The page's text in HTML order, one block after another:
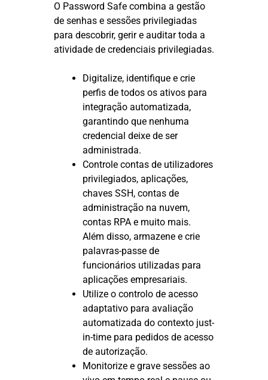
O Password Safe combina a gestão
de senhas e sessões privilegiadas
para descobrir, gerir e auditar toda a
atividade de credenciais privilegiadas.
Digitalize, identifique e crie
perfis de todos os ativos para
integração automatizada,
garantindo que nenhuma
credencial deixe de ser
administrada.
Controle contas de utilizadores
privilegiados, aplicações,
chaves SSH, contas de
administração na nuvem,
contas RPA e muito mais.
Além disso, armazene e crie
palavras-passe de
funcionários utilizadas para
aplicações empresariais.
Utilize o controlo de acesso
adaptativo para avaliação
automatizada do contexto just-
in-time para pedidos de acesso
de autorização.
Monitorize e grave sessões ao